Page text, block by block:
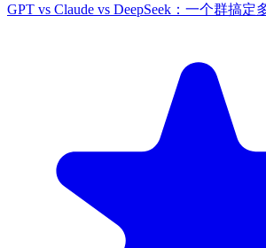
GPT vs Claude vs DeepSeek：一个群搞定